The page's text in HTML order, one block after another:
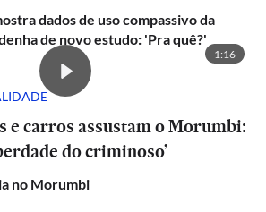
dados de uso compassivo da
de novo estudo: 'Pra quê?'
1:16
e carros assustam o Morumbi:
do criminoso’
no Morumbi